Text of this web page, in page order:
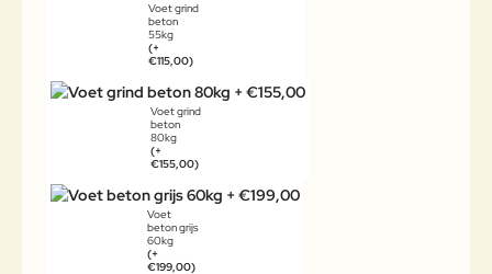
Voet grind
beton
55kg
(+
€115,00)
Voet grind
beton
80kg
(+
€155,00)
Voet
beton grijs
60kg
(+
€199,00)